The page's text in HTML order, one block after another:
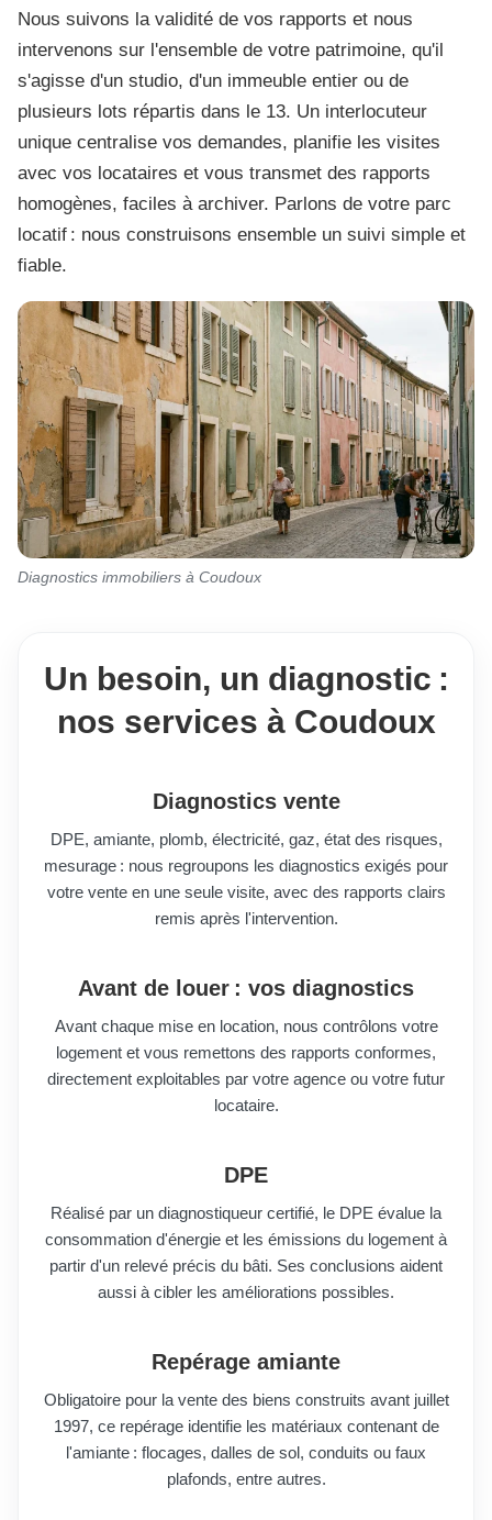
Nous suivons la validité de vos rapports et nous
intervenons sur l'ensemble de votre patrimoine, qu'il
s'agisse d'un studio, d'un immeuble entier ou de
plusieurs lots répartis dans le 13. Un interlocuteur
unique centralise vos demandes, planifie les visites
avec vos locataires et vous transmet des rapports
homogènes, faciles à archiver. Parlons de votre parc
locatif : nous construisons ensemble un suivi simple et
fiable.
Diagnostics immobiliers à Coudoux
Un besoin, un diagnostic :
nos services à Coudoux
Diagnostics vente
DPE, amiante, plomb, électricité, gaz, état des risques,
mesurage : nous regroupons les diagnostics exigés pour
votre vente en une seule visite, avec des rapports clairs
remis après l'intervention.
Avant de louer : vos diagnostics
Avant chaque mise en location, nous contrôlons votre
logement et vous remettons des rapports conformes,
directement exploitables par votre agence ou votre futur
locataire.
DPE
Réalisé par un diagnostiqueur certifié, le DPE évalue la
consommation d'énergie et les émissions du logement à
partir d'un relevé précis du bâti. Ses conclusions aident
aussi à cibler les améliorations possibles.
Repérage amiante
Obligatoire pour la vente des biens construits avant juillet
1997, ce repérage identifie les matériaux contenant de
l'amiante : flocages, dalles de sol, conduits ou faux
plafonds, entre autres.